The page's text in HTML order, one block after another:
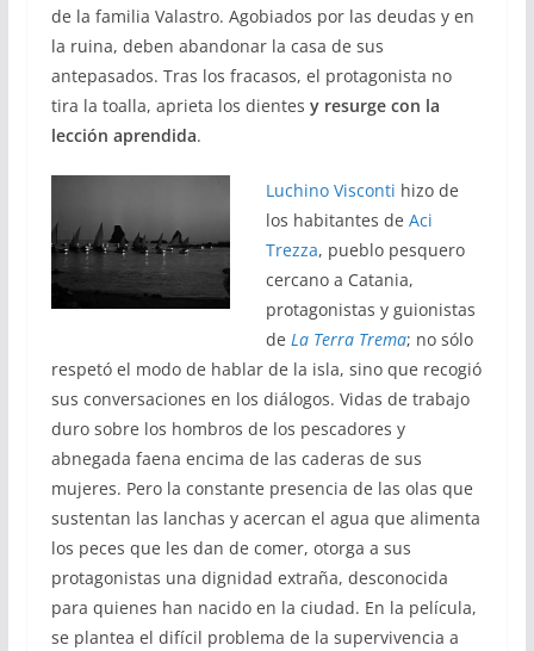
de la familia Valastro. Agobiados por las deudas y en
la ruina, deben abandonar la casa de sus
antepasados. Tras los fracasos, el protagonista no
tira la toalla, aprieta los dientes y resurge con la
lección aprendida.
Luchino Visconti hizo de
los habitantes de Aci
Trezza, pueblo pesquero
cercano a Catania,
protagonistas y guionistas
de La Terra Trema; no sólo
respetó el modo de hablar de la isla, sino que recogió
sus conversaciones en los diálogos. Vidas de trabajo
duro sobre los hombros de los pescadores y
abnegada faena encima de las caderas de sus
mujeres. Pero la constante presencia de las olas que
sustentan las lanchas y acercan el agua que alimenta
los peces que les dan de comer, otorga a sus
protagonistas una dignidad extraña, desconocida
para quienes han nacido en la ciudad. En la película,
se plantea el difícil problema de la supervivencia a